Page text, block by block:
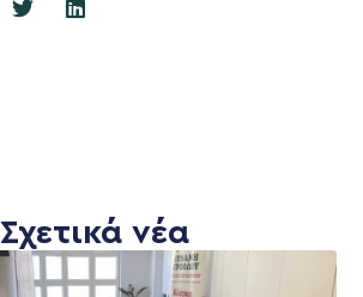
Σχετικά νέα